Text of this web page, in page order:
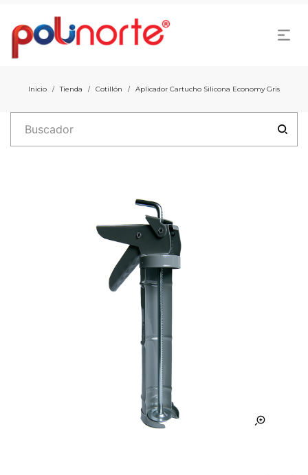
Inicio / Tienda / Cotillón / Aplicador Cartucho Silicona Economy Gris